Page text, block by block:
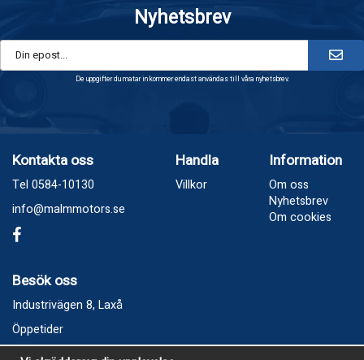
Nyhetsbrev
De uppgifter du matar in kommer endast användas till våra nyhetsbrev.
Kontakta oss
Tel 0584-10130
info@malmmotors.se
Handla
Villkor
Information
Om oss
Nyhetsbrev
Om cookies
Besök oss
Industrivägen 8, Laxå
Öppetider
Vecka 32